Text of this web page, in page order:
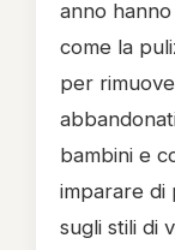
anno
come la
per
bambini e
imparare di
sugli stili di